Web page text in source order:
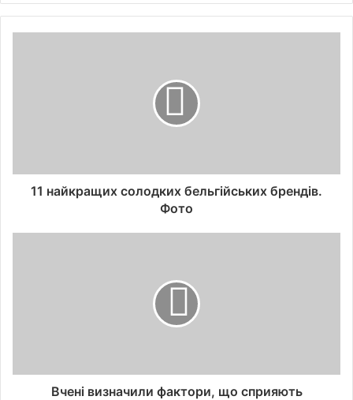
11 найкращих солодких бельгійських брендів.
Фото
Вчені визначили фактори, що сприяють